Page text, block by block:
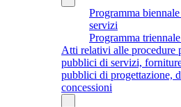
Programma
servizi
Programma
Atti relativi alle procedure
pubblici di servizi,
pubblici di progettazione,
concessioni